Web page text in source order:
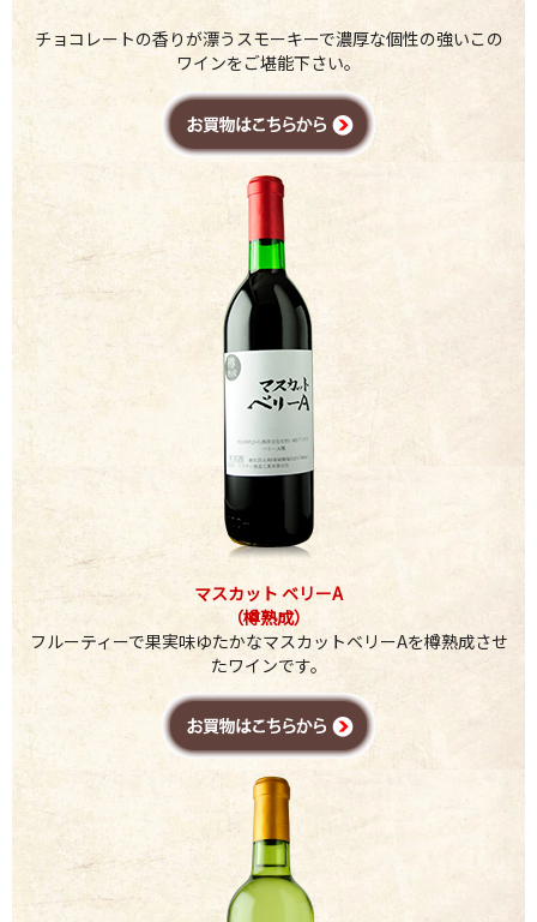
チョコレートの香りが漂うスモーキーで濃厚な個性の強いこの
ワインをご堪能下さい。
マスカット ベリーA
（樽熟成）
フルーティーで果実味ゆたかなマスカットベリーAを樽熟成させ
たワインです。